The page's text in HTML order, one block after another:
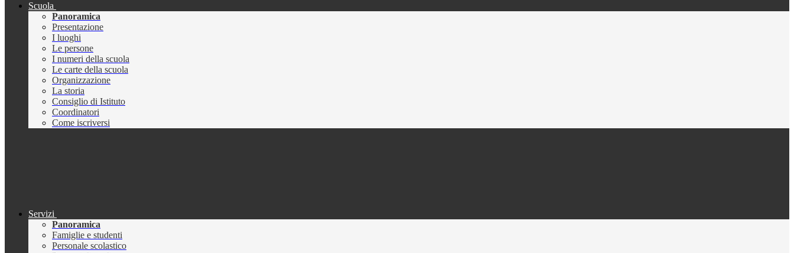
Scuola
Panoramica
Presentazione
I luoghi
Le persone
I numeri della scuola
Le carte della scuola
Organizzazione
La storia
Consiglio di Istituto
Coordinatori
Come iscriversi
Servizi
Panoramica
Famiglie e studenti
Personale scolastico